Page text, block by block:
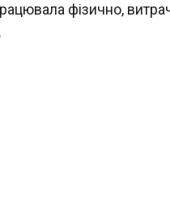
фізично,